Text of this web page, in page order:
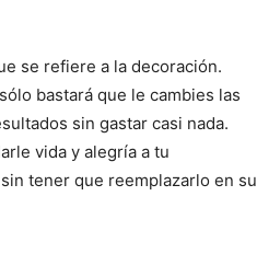
se refiere a la decoración.
bastará que le cambies las
sin gastar casi nada.
vida y alegría a tu
tener que reemplazarlo en su